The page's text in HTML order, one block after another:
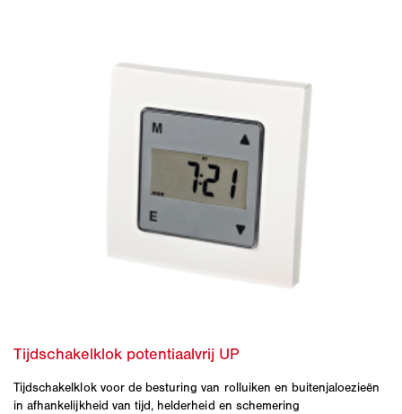
Tijdschakelklok voor de besturing van rolluiken en buitenjaloezieën
in afhankelijkheid van tijd, helderheid en schemering